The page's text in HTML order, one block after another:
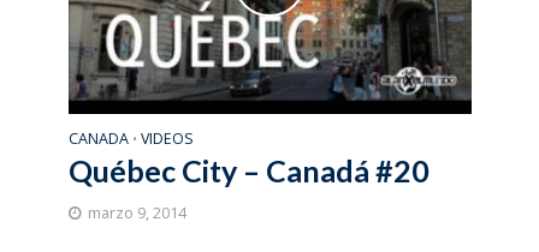
CANADA • VIDEOS
Québec City – Canadá #20
marzo 9, 2014